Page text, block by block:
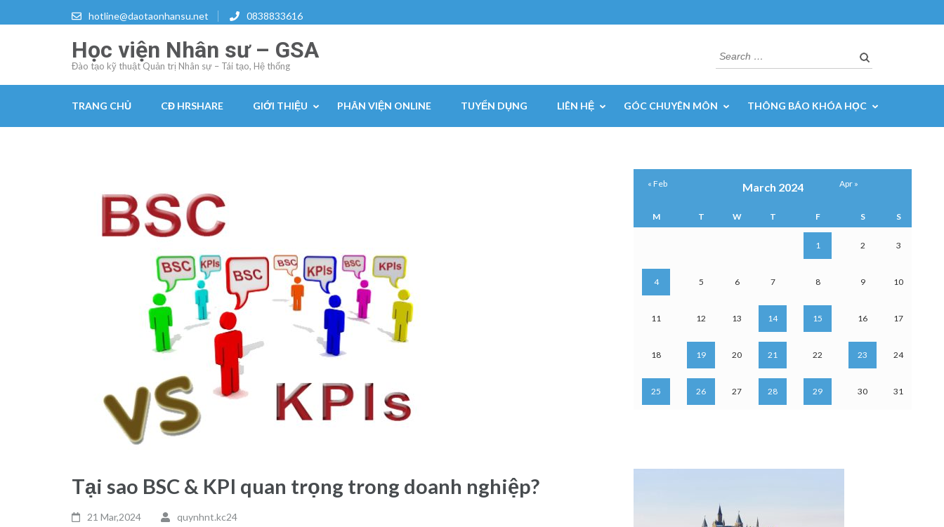
to
Enter)
hotline@daotaonhansu.net 0838833616
Học viện Nhân sư – GSA
Đào tạo kỹ thuật Quản trị Nhân sự – Tái tạo, Hệ thống
Search
for:
TRANG CHỦ CĐ HRSHARE GIỚI THIỆU PHÂN VIỆN ONLINE TUYỂN DỤNG LIÊN HỆ GÓC CHUYÊN MÔN THÔNG BÁO KHÓA HỌC
Tại sao BSC & KPI quan trọng trong doanh nghiệp?
21 Mar,2024 quynhnt.kc24
March 2024
M T W T F S S
1 2 3
4 5 6 7 8 9 10
11 12 13 14 15 16 17
18 19 20 21 22 23 24
25 26 27 28 29 30 31
« Feb Apr »